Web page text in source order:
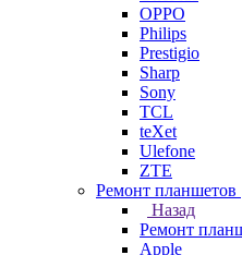
OPPO
Philips
Prestigio
Sharp
Sony
TCL
teXet
Ulefone
ZTE
Ремонт планшетов
Назад
Ремонт
Apple